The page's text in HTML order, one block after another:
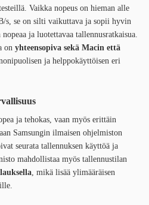
Vaikka nopeus on hieman alle
s, se on silti vaikuttava ja sopii hyvin
ja luotettavaa tallennusratkaisua.
on yhteensopiva sekä Macin että
ja helppokäyttöisen eri
ja tehokas, vaan myös erittäin
Samsungin ilmaisen ohjelmiston
seurata tallennuksen käyttöä ja
mahdollistaa myös tallennustilan
, mikä lisää ylimääräisen